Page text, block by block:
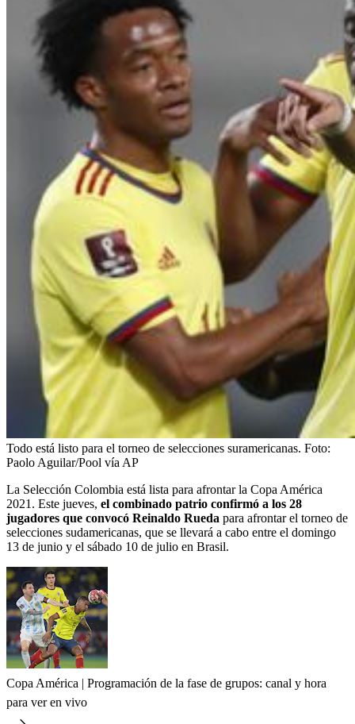
Todo está listo para el torneo de selecciones suramericanas. Foto:
Paolo Aguilar/Pool vía AP
La Selección Colombia está lista para afrontar la Copa América
2021. Este jueves, el combinado patrio confirmó a los 28
jugadores que convocó Reinaldo Rueda para afrontar el torneo de
selecciones sudamericanas, que se llevará a cabo entre el domingo
13 de junio y el sábado 10 de julio en Brasil.
Copa América | Programación de la fase de grupos: canal y hora
para ver en vivo